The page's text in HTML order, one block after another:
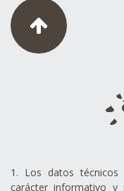
1. Los datos
carácter informativo